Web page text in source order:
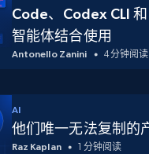
Code、Codex CLI
智能体结合使用
Antonello Zanini 4 分钟阅读
AI
他们唯一无法复制的
Raz Kaplan 1 分钟阅读